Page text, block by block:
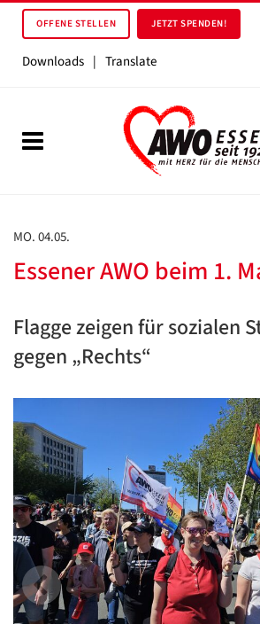
OFFENE STELLEN JETZT SPENDEN!
Downloads | Translate
MO. 04.05.
Essener AWO beim 1.
Flagge zeigen für sozialen
gegen „Rechts“